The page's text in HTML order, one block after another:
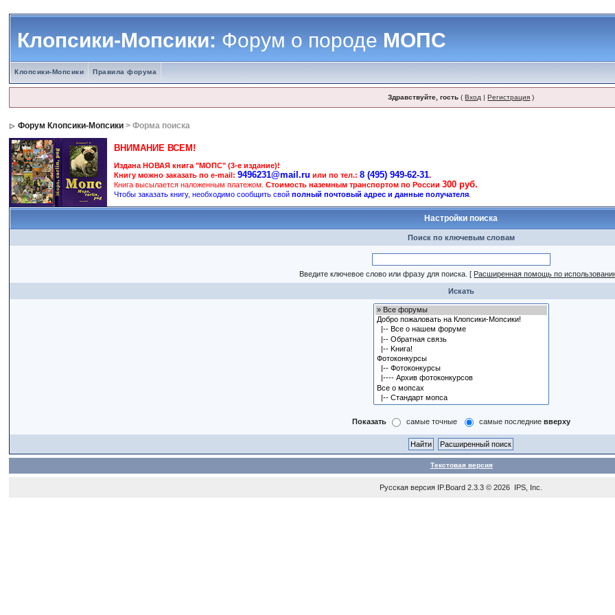
Клопсики-Мопсики:Форум о породеМОПС
Клопсики-Мопсики Правила форума
Здравствуйте, гость (Вход |Регистрация )
Форум Клопсики-Мопсики > Форма поиска
ВНИМАНИЕ ВСЕМ!
Издана НОВАЯ книга "МОПС" (3-е издание)!
Книгу можно заказать по e-mail:9496231@mail.ru или по тел.:8 (495) 949-62-31.
Книга высылается наложенным платежом.Стоимость наземным транспортом по России300 руб.
Чтобы заказать книгу, необходимо сообщить свойполный почтовый адрес и данные получателя
Настройки поиска
Поиск по ключевым словам
Введите ключевое слово или фразу для поиска. [ Расширенная помощь по
Искать
Показать самые точные самые последние вверху
Текстовая версия
Русская версия IP.Board 2.3.3 © 2026 IPS, Inc